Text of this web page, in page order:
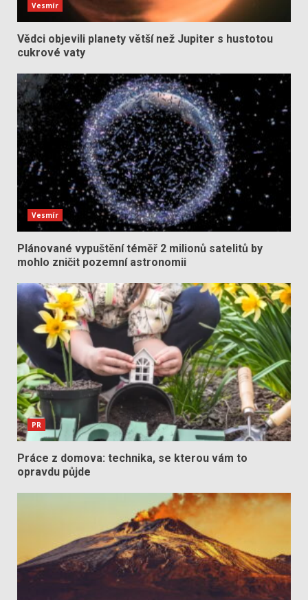
Vesmír
Vědci objevili planety větší než Jupiter s hustotou
cukrové vaty
Vesmír
Plánované vypuštění téměř 2 milionů satelitů by
mohlo zničit pozemní astronomii
PR
Práce z domova: technika, se kterou vám to
opravdu půjde